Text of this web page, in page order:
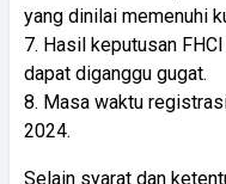
yang dinilai memenuhi
7. Hasil keputusan
dapat diganggu gugat.
8. Masa waktu
2024.
Selain syarat dan